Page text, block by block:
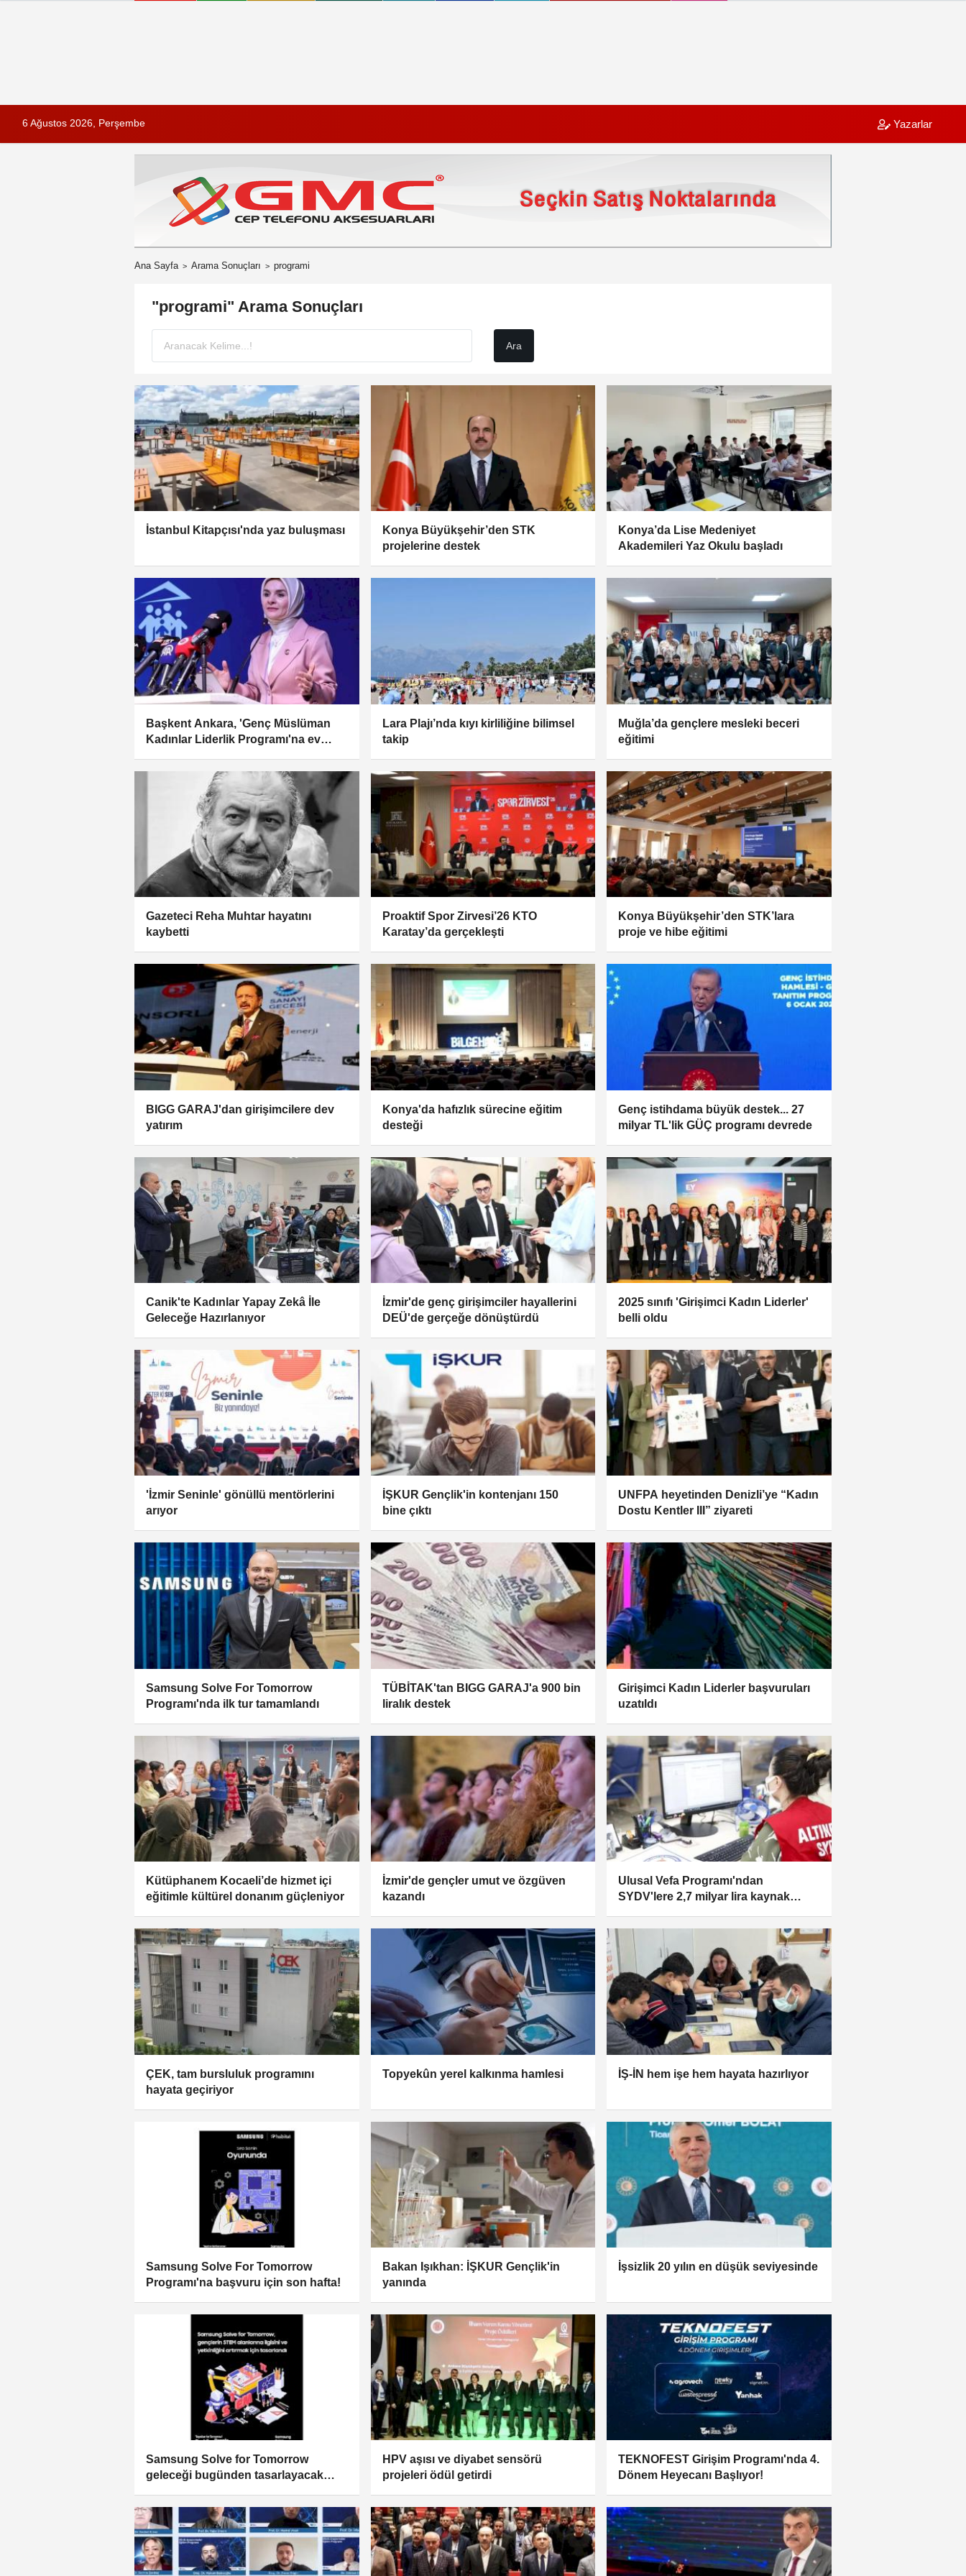
6 Ağustos 2026, Perşembe Yazarlar
Ana Sayfa Arama Sonuçları programi
"programi" Arama Sonuçları
İstanbul Kitapçısı'nda yaz buluşması
Konya Büyükşehir’den STK
projelerine destek
Konya’da Lise Medeniyet
Akademileri Yaz Okulu başladı
Başkent Ankara, 'Genç Müslüman
Kadınlar Liderlik Programı'na ev
Lara Plajı’nda kıyı kirliliğine bilimsel
takip
Muğla’da gençlere mesleki beceri
eğitimi
Gazeteci Reha Muhtar hayatını
kaybetti
Proaktif Spor Zirvesi’26 KTO
Karatay’da gerçekleşti
Konya Büyükşehir’den STK’lara
proje ve hibe eğitimi
BIGG GARAJ'dan girişimcilere dev
yatırım
Konya'da hafızlık sürecine eğitim
desteği
Genç istihdama büyük destek... 27
milyar TL'lik GÜÇ programı devrede
Canik'te Kadınlar Yapay Zekâ İle
Geleceğe Hazırlanıyor
İzmir'de genç girişimciler hayallerini
DEÜ'de gerçeğe dönüştürdü
2025 sınıfı 'Girişimci Kadın Liderler'
belli oldu
'İzmir Seninle' gönüllü mentörlerini
arıyor
İŞKUR Gençlik'in kontenjanı 150
bine çıktı
UNFPA heyetinden Denizli’ye “Kadın
Dostu Kentler III” ziyareti
Samsung Solve For Tomorrow
Programı'nda ilk tur tamamlandı
TÜBİTAK'tan BIGG GARAJ'a 900 bin
liralık destek
Girişimci Kadın Liderler başvuruları
uzatıldı
Kütüphanem Kocaeli’de hizmet içi
eğitimle kültürel donanım güçleniyor
İzmir'de gençler umut ve özgüven
kazandı
Ulusal Vefa Programı'ndan
SYDV'lere 2,7 milyar lira kaynak
ÇEK, tam bursluluk programını
hayata geçiriyor
Topyekûn yerel kalkınma hamlesi İŞ-İN hem işe hem hayata hazırlıyor
Samsung Solve For Tomorrow
Programı'na başvuru için son hafta!
Bakan Işıkhan: İŞKUR Gençlik'in
yanında
İşsizlik 20 yılın en düşük seviyesinde
Samsung Solve for Tomorrow
geleceği bugünden tasarlayacak
HPV aşısı ve diyabet sensörü
projeleri ödül getirdi
TEKNOFEST Girişim Programı'nda 4.
Dönem Heyecanı Başlıyor!